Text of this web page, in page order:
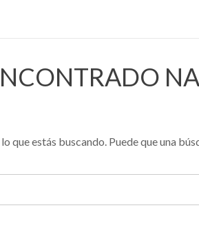
que estás buscando. Puede que una